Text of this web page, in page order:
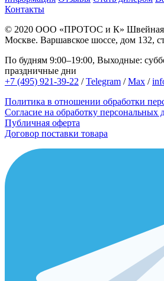
Контакты
© 2020 ООО «ПРОТОС и К» Швейная
Москве. Варшавское шоссе, дом 132,
По будням 9:00–19:00, Выходные:
праздничные дни
+7 (495) 921-39-22 /Telegram /Max /
Политика в отношении обработки
Согласие на обработку персональных
Публичная оферта
Договор поставки товара